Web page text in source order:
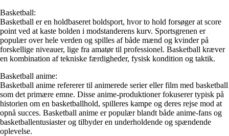
Basketball:
Basketball er en holdbaseret boldsport, hvor to hold forsøger at score
point ved at kaste bolden i modstanderens kurv. Sportsgrenen er
populær over hele verden og spilles af både mænd og kvinder på
forskellige niveauer, lige fra amatør til professionel. Basketball kræver
en kombination af tekniske færdigheder, fysisk kondition og taktik.
Basketball anime:
Basketball anime refererer til animerede serier eller film med basketball
som det primære emne. Disse anime-produktioner fokuserer typisk på
historien om en basketballhold, spilleres kampe og deres rejse mod at
opnå succes. Basketball anime er populær blandt både anime-fans og
basketballentusiaster og tilbyder en underholdende og spændende
oplevelse.